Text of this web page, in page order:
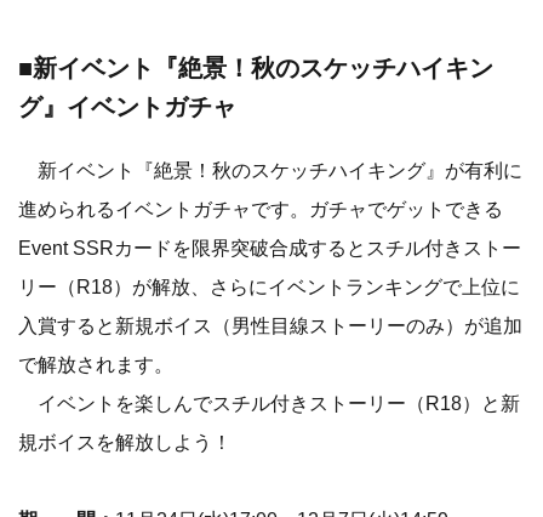
■新イベント『絶景！秋のスケッチハイキン
グ』イベントガチャ
新イベント『絶景！秋のスケッチハイキング』が有利に
進められるイベントガチャです。ガチャでゲットできる
Event SSRカードを限界突破合成するとスチル付きストー
リー（R18）が解放、さらにイベントランキングで上位に
入賞すると新規ボイス（男性目線ストーリーのみ）が追加
で解放されます。
イベントを楽しんでスチル付きストーリー（R18）と新
規ボイスを解放しよう！